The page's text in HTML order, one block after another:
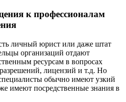
к профессионалам
личный юрист или даже штат
организаций отдают
ресурсам в вопросах
лицензий и т.д. Но
обычно имеют узкий
имеют посредственные знания в